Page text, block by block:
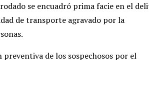
se encuadró prima facie en el
de transporte agravado por la
de los sospechosos por el